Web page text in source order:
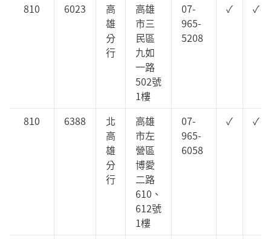
810 6023
高
雄
分
行
高雄
市三
民區
九如
一路
502號
1樓
07-
965-
5208
✓ ✓
810 6388
北
高
雄
分
行
高雄
市左
營區
博愛
二路
610、
612號
1樓
07-
965-
6058
✓ ✓